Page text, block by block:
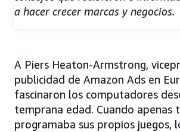
a hacer crecer marcas y negocios.
A Piers Heaton-Armstrong,
publicidad de Amazon Ads en
fascinaron los computadores
temprana edad. Cuando apenas
programaba sus propios juegos,